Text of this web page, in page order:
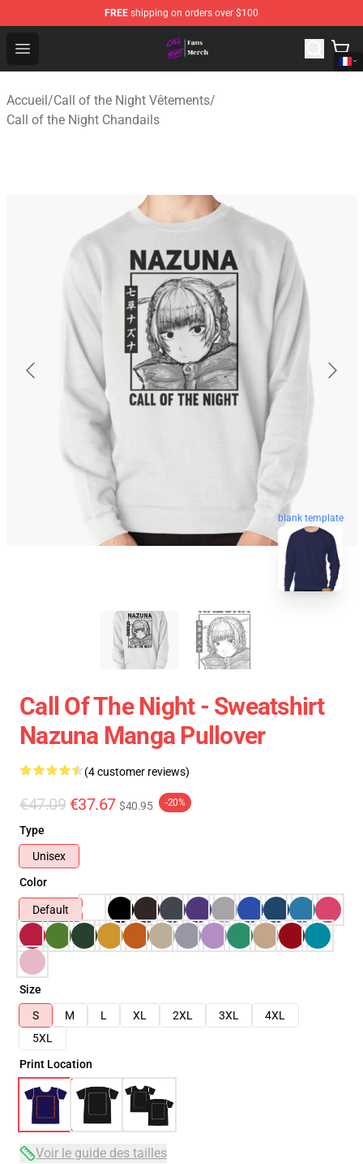
FREE shipping on orders over $100
Open menu
Call of the Night Store - Official Call of the Night
Accueil/Call of the Night Vêtements/
Call of the Night Chandails
blank template
Call Of The Night - Sweatshirt
Nazuna Manga Pullover
(4 customer reviews)
€47.09 €37.67 $40.95 -20%
Type
Unisex
Color
Default
Size
S
M L XL 2XL 3XL
4XL
5XL
Print Location
Voir le guide des tailles